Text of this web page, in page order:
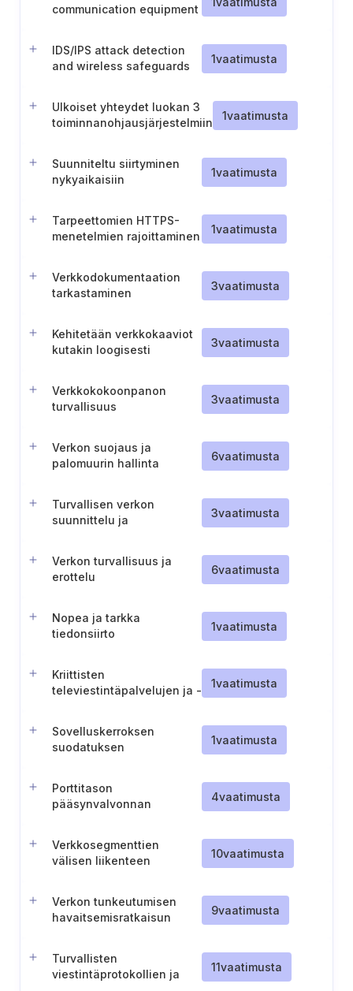
communication equipment
IDS/IPS attack detection
and wireless safeguards
1vaatimusta
Ulkoiset yhteydet luokan 3
toiminnanohjausjärjestelmiin
1vaatimusta
Suunniteltu siirtyminen
nykyaikaisiin
1vaatimusta
Tarpeettomien HTTPS-
menetelmien rajoittaminen
1vaatimusta
Verkkodokumentaation
tarkastaminen
3vaatimusta
Kehitetään verkkokaaviot
kutakin loogisesti
3vaatimusta
Verkkokokoonpanon
turvallisuus
3vaatimusta
Verkon suojaus ja
palomuurin hallinta
6vaatimusta
Turvallisen verkon
suunnittelu ja
3vaatimusta
Verkon turvallisuus ja
erottelu
6vaatimusta
Nopea ja tarkka
tiedonsiirto
1vaatimusta
Kriittisten
televiestintäpalvelujen ja -
1vaatimusta
Sovelluskerroksen
suodatuksen
1vaatimusta
Porttitason
pääsynvalvonnan
4vaatimusta
Verkkosegmenttien
välisen liikenteen
10vaatimusta
Verkon tunkeutumisen
havaitsemisratkaisun
9vaatimusta
Turvallisten
viestintäprotokollien ja
11vaatimusta